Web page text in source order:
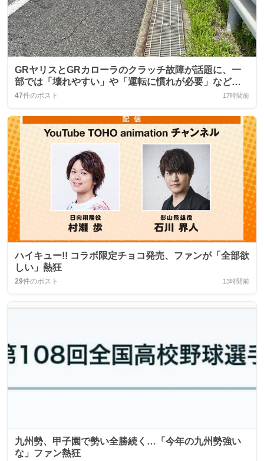
GRヤリスとGRカローラのクラッチ故障が話題に、一
部では「壊れやすい」や「運転に慣れが必要」などの
声が上がっている
47件のポスト 17時間前
ハイキュー!! コラボ限定チョコ発売、ファンが「全部欲
しい」熱狂
29件のポスト 13時間前
九州勢、甲子園で勢い全勝続く…「今年の九州勢強い
な」ファン熱狂